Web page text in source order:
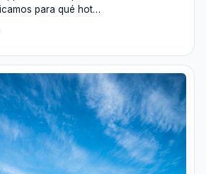
para qué hot…